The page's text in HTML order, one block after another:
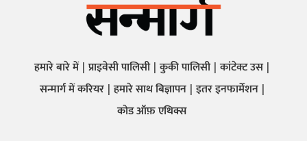
हमारे बारे में प्राइवेसी पालिसी कुकी पालिसी कांटेक्ट उस
सन्मार्ग में करियर हमारे साथ बिज्ञापन इतर इनफार्मेशन
कोड ऑफ़ एथिक्स